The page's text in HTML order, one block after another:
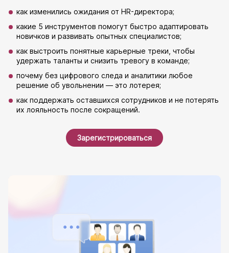
как изменились ожидания от HR-директора;
какие 5 инструментов помогут быстро адаптировать
новичков и развивать опытных специалистов;
как выстроить понятные карьерные треки, чтобы
удержать таланты и снизить тревогу в команде;
почему без цифрового следа и аналитики любое
решение об увольнении — это лотерея;
как поддержать оставшихся сотрудников и не потерять
их лояльность после сокращений.
Зарегистрироваться